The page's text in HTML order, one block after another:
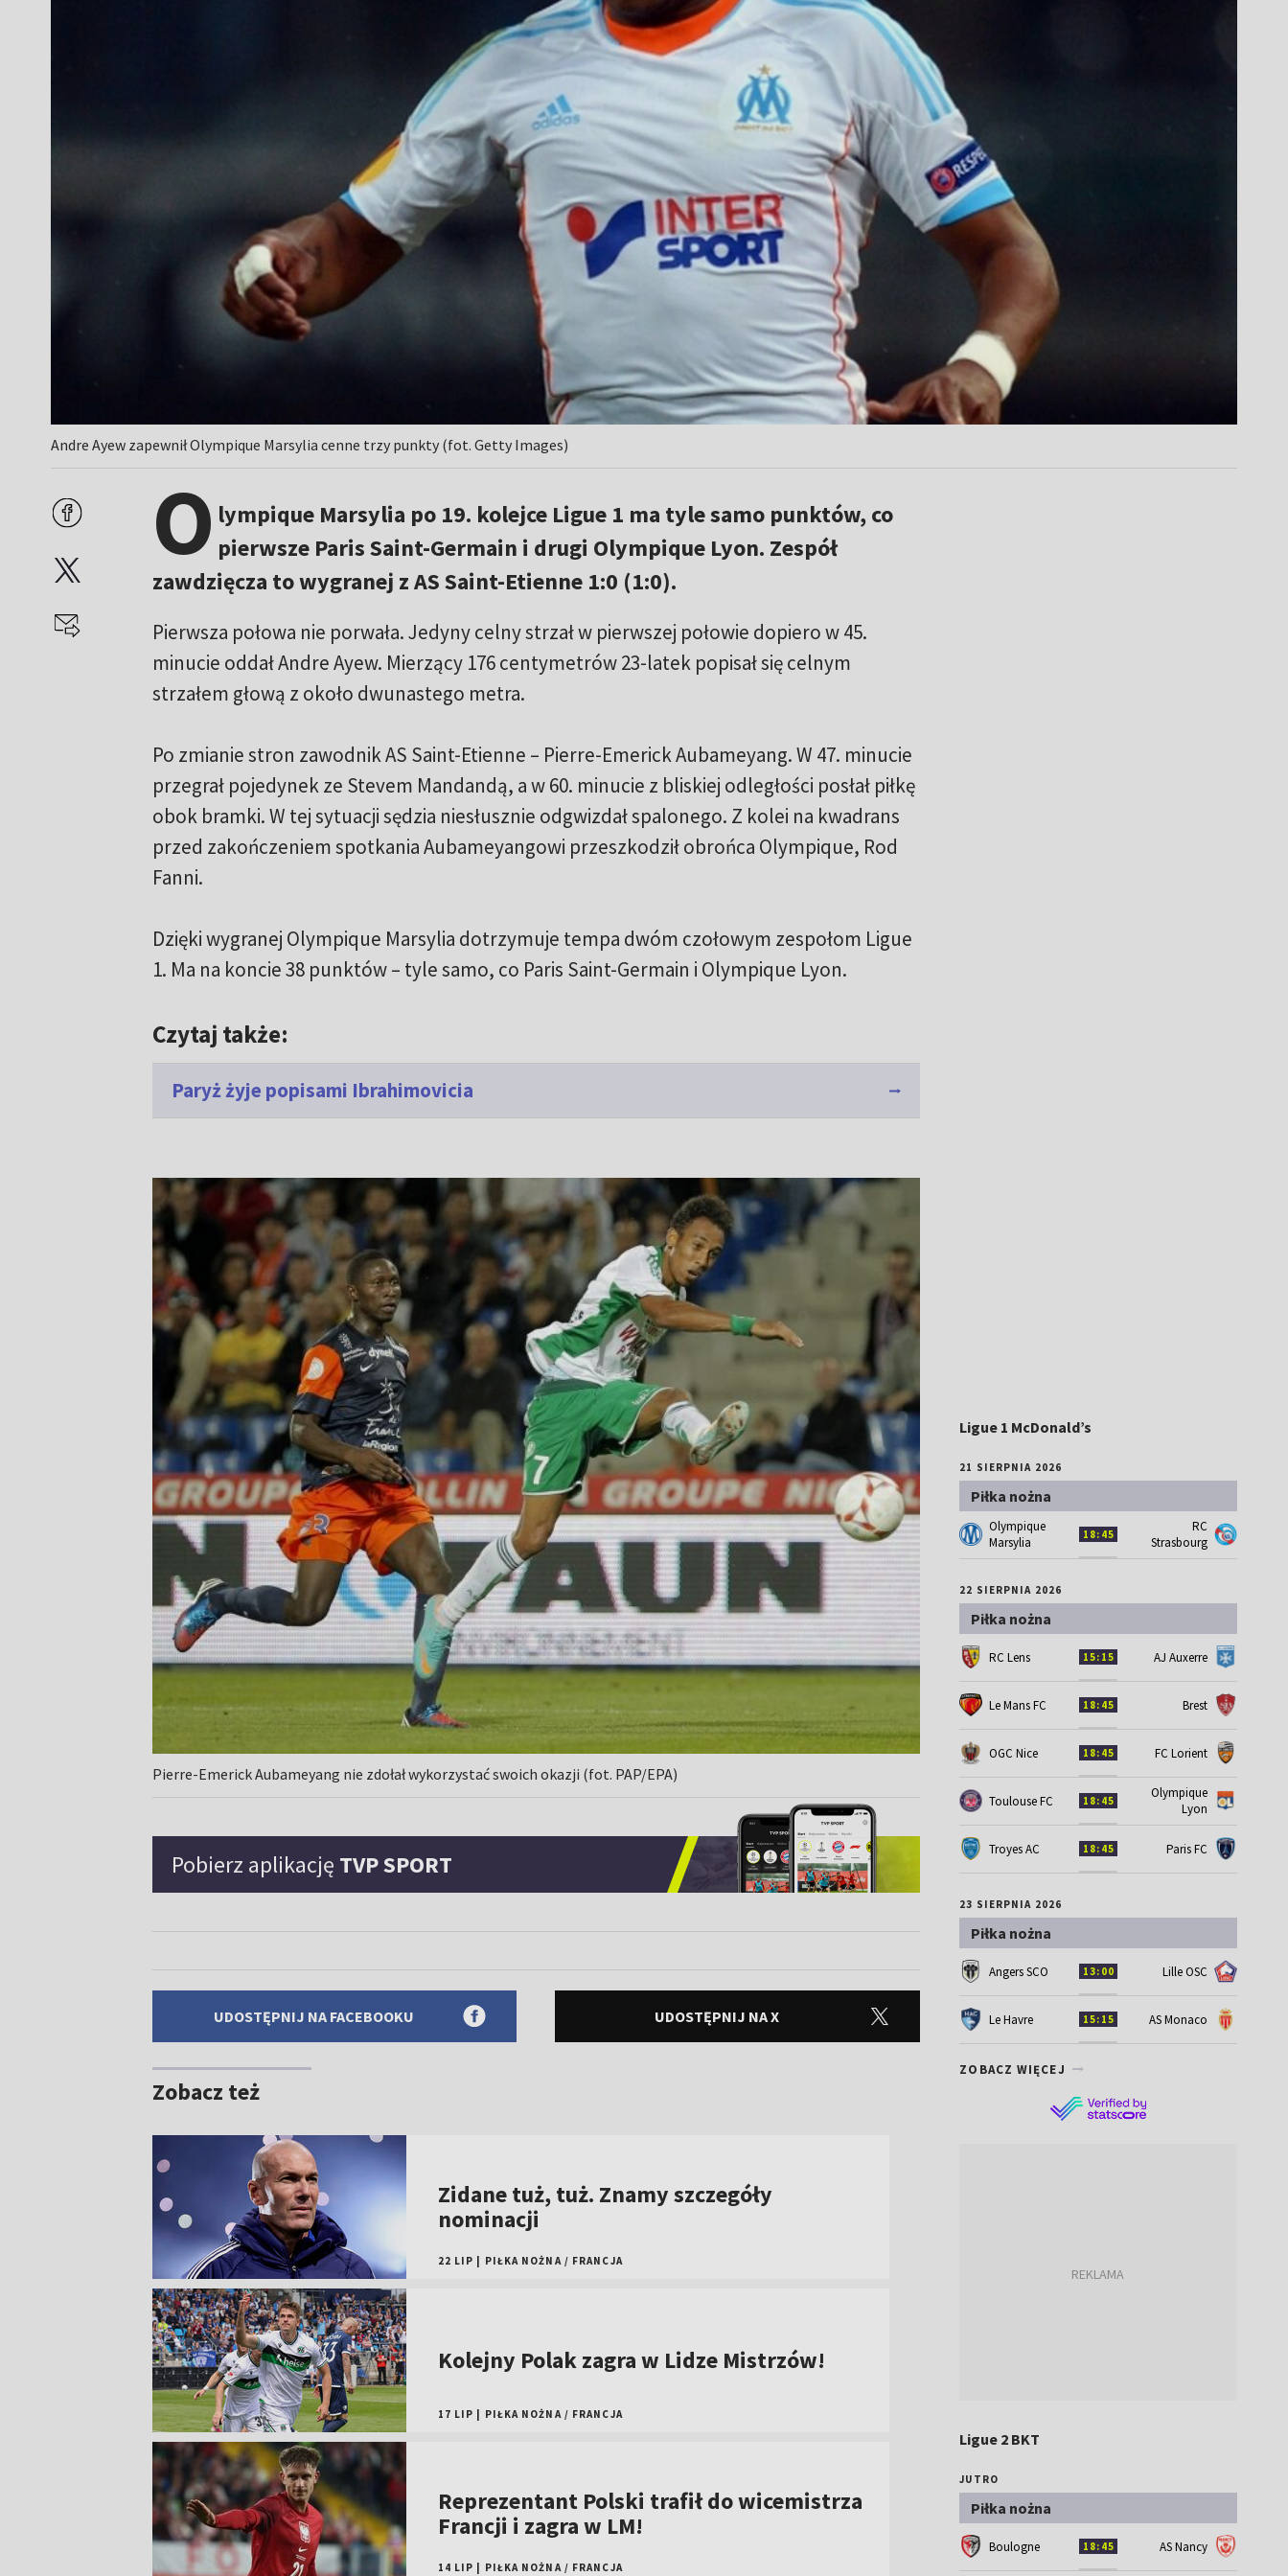
Andre Ayew zapewnił Olympique Marsylia cenne trzy punkty (fot. Getty Images)
O lympique Marsylia po 19. kolejce Ligue 1 ma tyle samo punktów, co
pierwsze Paris Saint-Germain i drugi Olympique Lyon. Zespół
zawdzięcza to wygranej z AS Saint-Etienne 1:0 (1:0).
Pierwsza połowa nie porwała. Jedyny celny strzał w pierwszej połowie dopiero w 45.
minucie oddał Andre Ayew. Mierzący 176 centymetrów 23-latek popisał się celnym
strzałem głową z około dwunastego metra.
Po zmianie stron zawodnik AS Saint-Etienne – Pierre-Emerick Aubameyang. W 47. minucie
przegrał pojedynek ze Stevem Mandandą, a w 60. minucie z bliskiej odległości posłał piłkę
obok bramki. W tej sytuacji sędzia niesłusznie odgwizdał spalonego. Z kolei na kwadrans
przed zakończeniem spotkania Aubameyangowi przeszkodził obrońca Olympique, Rod
Fanni.
Dzięki wygranej Olympique Marsylia dotrzymuje tempa dwóm czołowym zespołom Ligue
1. Ma na koncie 38 punktów – tyle samo, co Paris Saint-Germain i Olympique Lyon.
Czytaj także:
Paryż żyje popisami Ibrahimovicia
Pierre-Emerick Aubameyang nie zdołał wykorzystać swoich okazji (fot. PAP/EPA)
Pobierz aplikację TVP SPORT
UDOSTĘPNIJ NA FACEBOOKU UDOSTĘPNIJ NA X
Zobacz też
Zidane tuż, tuż. Znamy szczegóły
nominacji
22 LIP | PIŁKA NOŻNA / FRANCJA
Kolejny Polak zagra w Lidze Mistrzów!
17 LIP | PIŁKA NOŻNA / FRANCJA
Reprezentant Polski trafił do wicemistrza
Francji i zagra w LM!
14 LIP | PIŁKA NOŻNA / FRANCJA
Ligue 1 McDonald’s
21 SIERPNIA 2026
Piłka nożna
Olympique
Marsylia
18:45
RC
Strasbourg
22 SIERPNIA 2026
Piłka nożna
RC Lens 15:15 AJ Auxerre
Le Mans FC 18:45 Brest
OGC Nice 18:45 FC Lorient
Toulouse FC 18:45
Olympique
Lyon
Troyes AC 18:45 Paris FC
23 SIERPNIA 2026
Piłka nożna
Angers SCO 13:00 Lille OSC
Le Havre 15:15 AS Monaco
ZOBACZ WIĘCEJ
Ligue 2 BKT
JUTRO
Piłka nożna
Boulogne 18:45 AS Nancy